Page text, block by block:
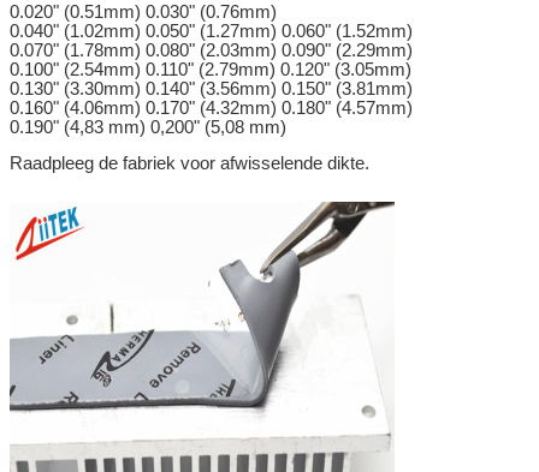
0.020" (0.51mm) 0.030" (0.76mm)
0.040" (1.02mm) 0.050" (1.27mm) 0.060" (1.52mm)
0.070" (1.78mm) 0.080" (2.03mm) 0.090" (2.29mm)
0.100" (2.54mm) 0.110" (2.79mm) 0.120" (3.05mm)
0.130" (3.30mm) 0.140" (3.56mm) 0.150" (3.81mm)
0.160" (4.06mm) 0.170" (4.32mm) 0.180" (4.57mm)
0.190" (4,83 mm) 0,200" (5,08 mm)
Raadpleeg de fabriek voor afwisselende dikte.